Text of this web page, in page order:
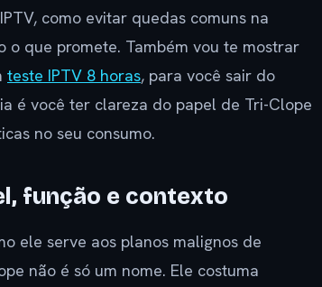
como evitar quedas comuns na
que promete. Também vou te mostrar
teste IPTV 8 horas, para você sair do
é você ter clareza do papel de Tri-Clope
no seu consumo.
função e contexto
ele serve aos planos malignos de
não é só um nome. Ele costuma